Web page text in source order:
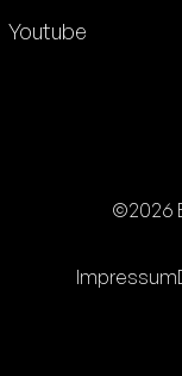
Youtube
©2026
Impressum